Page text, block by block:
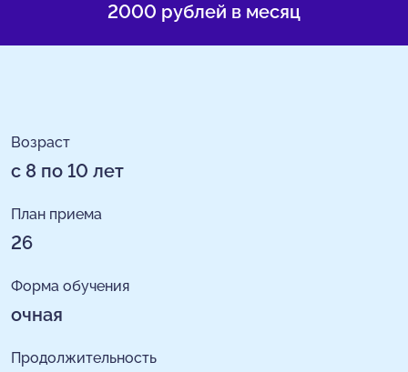
2000 рублей в месяц
Возраст
с 8 по 10 лет
План приема
26
Форма обучения
очная
Продолжительность